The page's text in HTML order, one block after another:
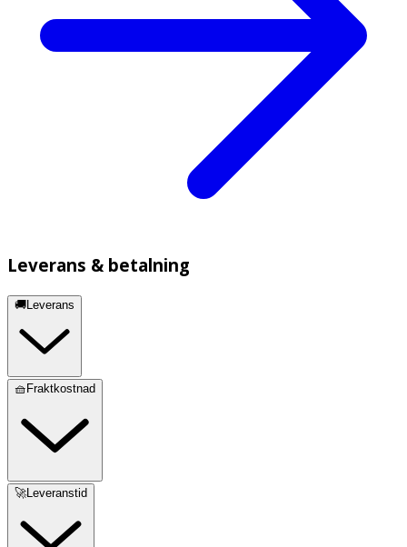
Leverans & betalning
🚚Leverans
🧺Fraktkostnad
🚀Leveranstid